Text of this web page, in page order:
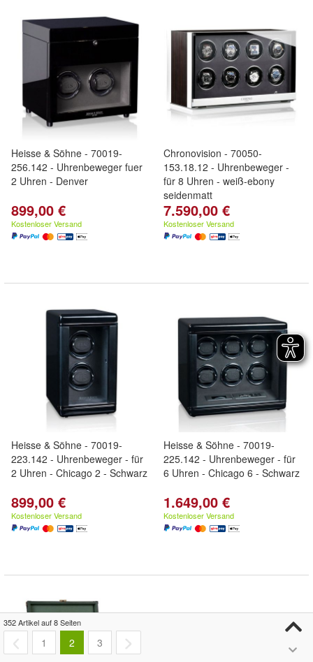
Heisse & Söhne - 70019-
256.142 - Uhrenbeweger fuer
2 Uhren - Denver
899,00 €
Kostenloser Versand
Chronovision - 70050-
153.18.12 - Uhrenbeweger -
für 8 Uhren - weiß-ebony
seidenmatt
7.590,00 €
Kostenloser Versand
Heisse & Söhne - 70019-
223.142 - Uhrenbeweger - für
2 Uhren - Chicago 2 - Schwarz
899,00 €
Kostenloser Versand
Heisse & Söhne - 70019-
225.142 - Uhrenbeweger - für
6 Uhren - Chicago 6 - Schwarz
1.649,00 €
Kostenloser Versand
352 Artikel auf 8 Seiten
1 2 3